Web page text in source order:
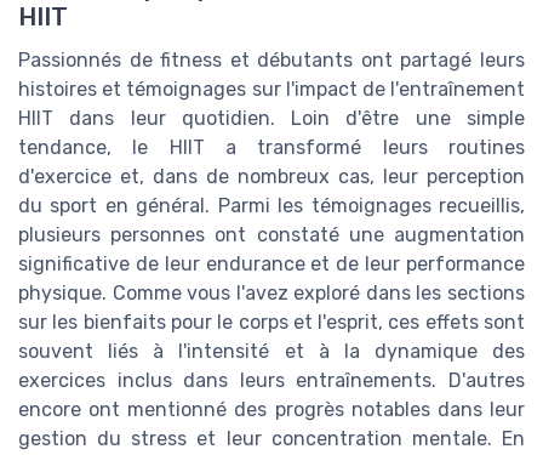
HIIT
Passionnés de fitness et débutants ont partagé leurs
histoires et témoignages sur l'impact de l'entraînement
HIIT dans leur quotidien. Loin d'être une simple
tendance, le HIIT a transformé leurs routines
d'exercice et, dans de nombreux cas, leur perception
du sport en général. Parmi les témoignages recueillis,
plusieurs personnes ont constaté une augmentation
significative de leur endurance et de leur performance
physique. Comme vous l'avez exploré dans les sections
sur les bienfaits pour le corps et l'esprit, ces effets sont
souvent liés à l'intensité et à la dynamique des
exercices inclus dans leurs entraînements. D'autres
encore ont mentionné des progrès notables dans leur
gestion du stress et leur concentration mentale. En